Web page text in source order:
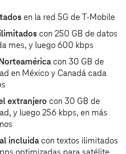
en la red 5G de T‑Mobile
con 250 GB de datos
mes, y luego 600 kbps
con 30 GB de
en México y Canadá cada
extranjero con 30 GB de
y luego 256 kbps, en más
incluida con textos ilimitados